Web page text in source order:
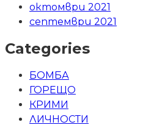
октомври 2021
септември 2021
Categories
БОМБА
ГОРЕЩО
КРИМИ
ЛИЧНОСТИ